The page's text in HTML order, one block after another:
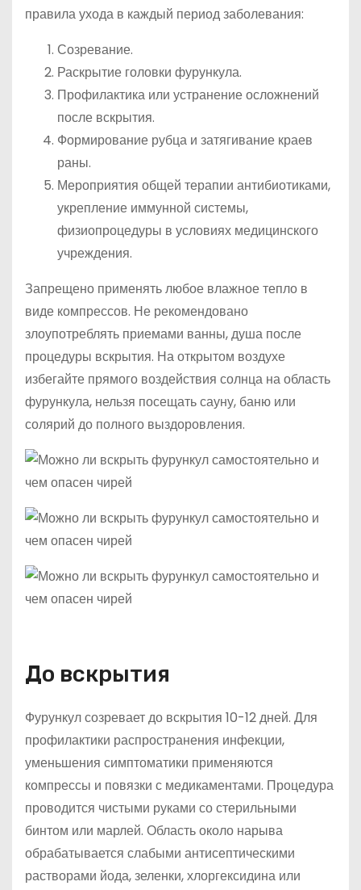
правила ухода в каждый период заболевания:
Созревание.
Раскрытие головки фурункула.
Профилактика или устранение осложнений
после вскрытия.
Формирование рубца и затягивание краев
раны.
Мероприятия общей терапии антибиотиками,
укрепление иммунной системы,
физиопроцедуры в условиях медицинского
учреждения.
Запрещено применять любое влажное тепло в
виде компрессов. Не рекомендовано
злоупотреблять приемами ванны, душа после
процедуры вскрытия. На открытом воздухе
избегайте прямого воздействия солнца на область
фурункула, нельзя посещать сауну, баню или
солярий до полного выздоровления.
До вскрытия
Фурункул созревает до вскрытия 10-12 дней. Для
профилактики распространения инфекции,
уменьшения симптоматики применяются
компрессы и повязки с медикаментами. Процедура
проводится чистыми руками со стерильными
бинтом или марлей. Область около нарыва
обрабатывается слабыми антисептическими
растворами йода, зеленки, хлоргексидина или